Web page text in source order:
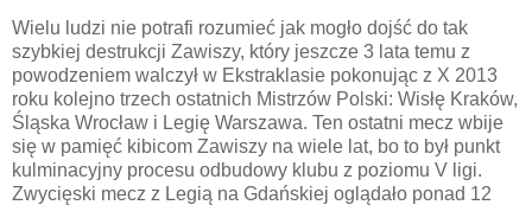
Wielu ludzi nie potrafi rozumieć jak mogło dojść do tak
szybkiej destrukcji Zawiszy, który jeszcze 3 lata temu z
powodzeniem walczył w Ekstraklasie pokonując z X 2013
roku kolejno trzech ostatnich Mistrzów Polski: Wisłę Kraków,
Śląska Wrocław i Legię Warszawa. Ten ostatni mecz wbije
się w pamięć kibicom Zawiszy na wiele lat, bo to był punkt
kulminacyjny procesu odbudowy klubu z poziomu V ligi.
Zwycięski mecz z Legią na Gdańskiej oglądało ponad 12